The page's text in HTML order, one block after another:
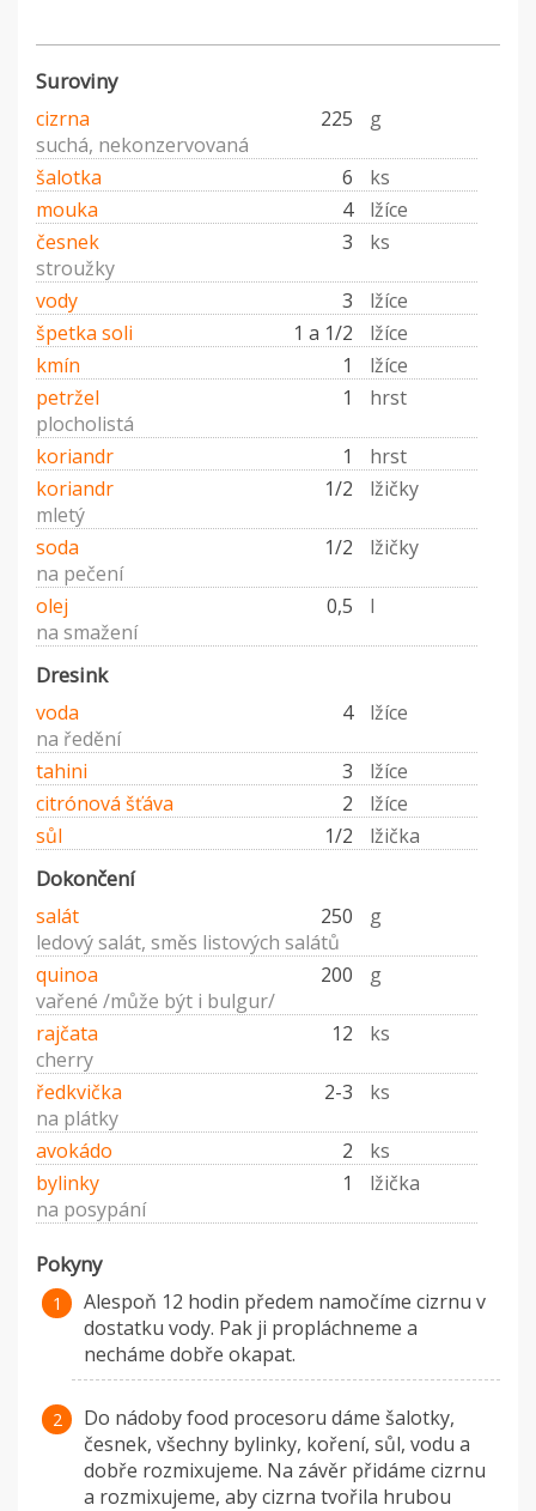
Suroviny
cizrna 225
g
suchá, nekonzervovaná
šalotka
6
ks
mouka
4
lžíce
česnek
3
ks
stroužky
vody
3
lžíce
špetka soli
1 a 1/2
lžíce
kmín
1
lžíce
petržel
1
hrst
plocholistá
koriandr
1
hrst
koriandr
1/2
lžičky
mletý
soda
1/2
lžičky
na pečení
olej
0,5
l
na smažení
Dresink
voda 4
lžíce
na ředění
tahini
3
lžíce
citrónová šťáva
2
lžíce
sůl
1/2 lžička
Dokončení
salát 250
g
ledový salát, směs listových salátů
quinoa
200
g
vařené /může být i bulgur/
rajčata
12
ks
cherry
ředkvička
2-3
ks
na plátky
avokádo
2
ks
bylinky
1
lžička
na posypání
Pokyny
Alespoň 12 hodin předem namočíme cizrnu v
dostatku vody. Pak ji propláchneme a
necháme dobře okapat.
Do nádoby food procesoru dáme šalotky,
česnek, všechny bylinky, koření, sůl, vodu a
dobře rozmixujeme. Na závěr přidáme cizrnu
a rozmixujeme, aby cizrna tvořila hrubou